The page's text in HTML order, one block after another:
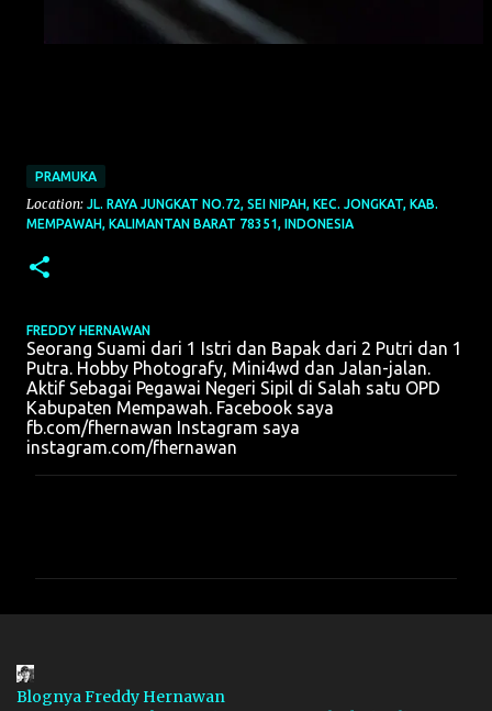
PRAMUKA
Location: JL. RAYA JUNGKAT NO.72, SEI NIPAH, KEC. JONGKAT, KAB.
MEMPAWAH, KALIMANTAN BARAT 78351, INDONESIA
FREDDY HERNAWAN
Seorang Suami dari 1 Istri dan Bapak dari 2 Putri dan 1
Putra. Hobby Photografy, Mini4wd dan Jalan-jalan.
Aktif Sebagai Pegawai Negeri Sipil di Salah satu OPD
Kabupaten Mempawah. Facebook saya
fb.com/fhernawan Instagram saya
instagram.com/fhernawan
a
Blognya Freddy Hernawan